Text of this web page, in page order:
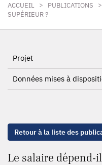
ACCUEIL > PUBLICATIONS >
SUPÉRIEUR ?
Projet
Données mises à
Retour à la liste des
Le salaire dépend-